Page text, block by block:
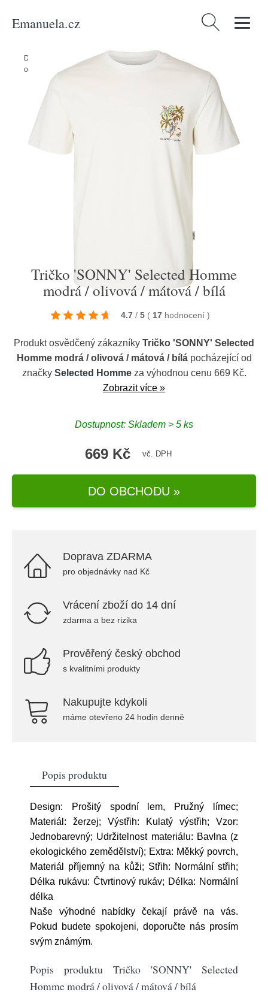
Emanuela.cz Vyhledávání
Domů Muži
Tričko 'SONNY' Selected Homme modrá /
olivová / mátová / bílá
Tričko 'SONNY' Selected Homme
modrá / olivová / mátová / bílá
4.7 / 5 ( 17 hodnocení )
Produkt osvědčený zákazníky Tričko 'SONNY' Selected
Homme modrá / olivová / mátová / bílápocházející od
značky Selected Hommeza výhodnou cenu 669 Kč.
Zobrazit více »
Dostupnost: Skladem > 5 ks
669 Kč vč. DPH
DO OBCHODU »
Doprava ZDARMA
pro objednávky nad Kč
Vrácení zboží do 14 dní
zdarma a bez rizika
Prověřený český obchod
s kvalitními produkty
Nakupujte kdykoli
máme otevřeno 24 hodin denně
Popis produktu
Design: Prošitý spodní lem, Pružný límec;
Materiál: žerzej; Výstřih: Kulatý výstřih; Vzor:
Jednobarevný; Udržitelnost materiálu: Bavlna (z
ekologického zemědělství); Extra: Měkký povrch,
Materiál příjemný na kůži; Střih: Normální střih;
Délka rukávu: Čtvrtinový rukáv; Délka: Normální
délka
Naše výhodné nabídky čekají právě na vás.
Pokud budete spokojeni, doporučte nás prosím
svým známým.
Popis produktu Tričko 'SONNY' Selected
Homme modrá / olivová / mátová / bílá